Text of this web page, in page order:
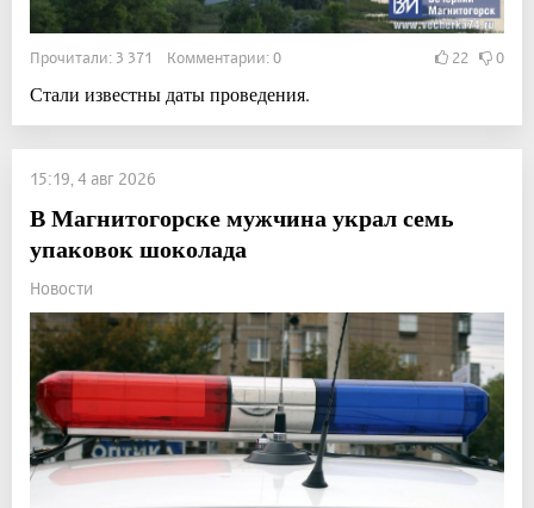
Прочитали: 3 371 Комментарии: 0 22 0
Стали известны даты проведения.
15:19, 4 авг 2026
В Магнитогорске мужчина украл семь
упаковок шоколада
Новости